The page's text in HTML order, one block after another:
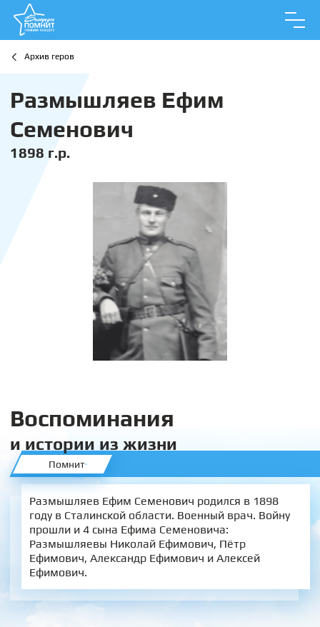
Архив геров
Размышляев Ефим
Семенович
1898 г.р.
Воспоминания
и истории из жизни
Помнит
Размышляев Ефим Семенович родился в 1898
году в Сталинской области. Военный врач. Войну
прошли и 4 сына Ефима Семеновича:
Размышляевы Николай Ефимович, Пётр
Ефимович, Александр Ефимович и Алексей
Ефимович.